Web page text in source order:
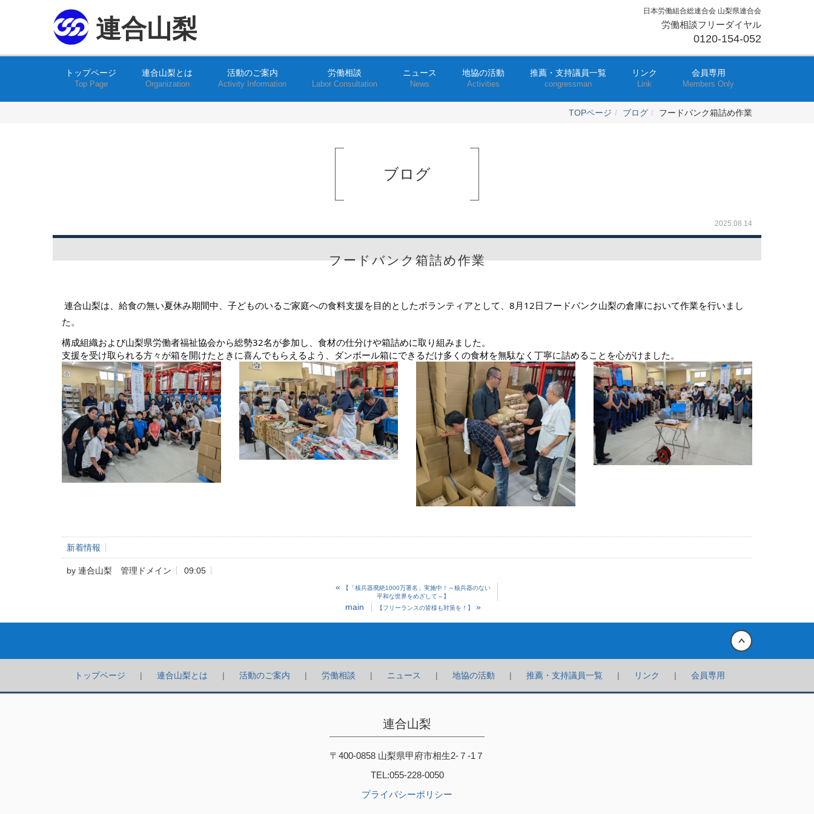
連合山梨
日本労働組合総連合会 山梨県連合会
労働相談フリーダイヤル
0120-154-052
トップページ
Top Page
連合山梨とは
Organization
活動のご案内
Activity Information
労働相談
Labor Consultation
ニュース
News
地協の活動
Activities
推薦・支持議員一覧
congressman
リンク
Link
会員専用
Members Only
TOPページ ブログ フードバンク箱詰め作業
ブログ
2025.08.14
フードバンク箱詰め作業
連合山梨は、給食の無い夏休み期間中、子どものいるご家庭への食料支援を目的としたボランティアとして、8月12日フードバンク山梨の倉庫において作業を行いまし
た。
構成組織および山梨県労働者福祉協会から総勢32名が参加し、食材の仕分けや箱詰めに取り組みました。
支援を受け取られる方々が箱を開けたときに喜んでもらえるよう、ダンボール箱にできるだけ多くの食材を無駄なく丁寧に詰めることを心がけました。
新着情報
by 連合山梨 管理ドメイン
09:05
«
【「核兵器廃絶1000万署名」実施中！～核兵器のない
平和な世界をめざして～】
main 【フリーランスの皆様も対策を！】 »
トップページ 連合山梨とは 活動のご案内 労働相談 ニュース 地協の活動 推薦・支持議員一覧 リンク 会員専用
連合山梨
〒400-0858 山梨県甲府市相生2-７-1７
TEL:055-228-0050
プライバシーポリシー